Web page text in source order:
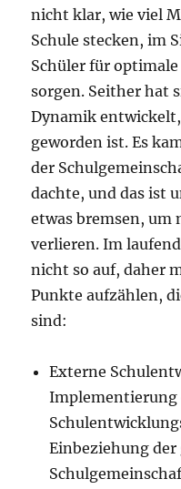
nicht klar, wie viel
Schule stecken, im
Schüler für
sorgen. Seither hat
Dynamik
geworden ist. Es
der
dachte, und das ist
etwas bremsen,
verlieren. Im
nicht so auf, daher
Punkte aufzählen,
sind:
Externe
Einbeziehung der